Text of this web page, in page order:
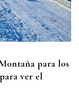
para los
ver el